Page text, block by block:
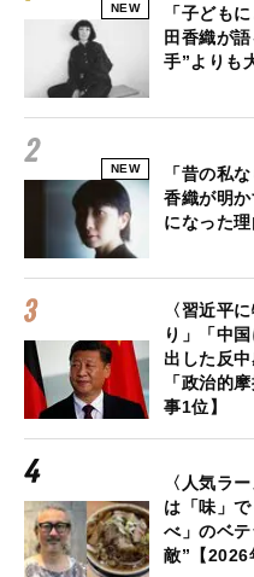
NEW
「子ども
田香織が
手”よりも
NEW
「昔の私
香織が明
になった
〈習近平
り」「中
出した反
「政治的
事1位】
〈人気ラ
は「味」
べ」のベ
敵”【2026